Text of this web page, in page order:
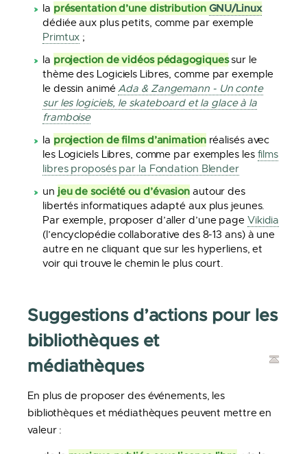
la présentation d’une distribution GNU/Linux
dédiée aux plus petits, comme par exemple
Primtux ;
la projection de vidéos pédagogiquessur le
thème des Logiciels Libres, comme par exemple
le dessin animéAda & Zangemann - Un conte
sur les logiciels, le skateboard et la glace à la
framboise
la projection de films d’animationréalisés avec
les Logiciels Libres, comme par exemples les films
libres proposés par la Fondation Blender
un jeu de société ou d’évasion autour des
libertés informatiques adapté aux plus jeunes.
Par exemple, proposer d’aller d’une page Vikidia
(l’encyclopédie collaborative des 8-13 ans) à une
autre en ne cliquant que sur les hyperliens, et
voir qui trouve le chemin le plus court.
Suggestions d’actions pour les
bibliothèques et
médiathèques
En plus de proposer des événements, les
bibliothèques et médiathèques peuvent mettre en
valeur :